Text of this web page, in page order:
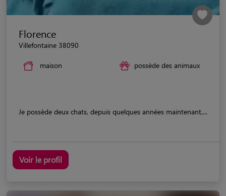
Florence
Villefontaine 38090
maison possède des animaux
Je possède deux chats, depuis quelques années maintenant,...
Voir le profil